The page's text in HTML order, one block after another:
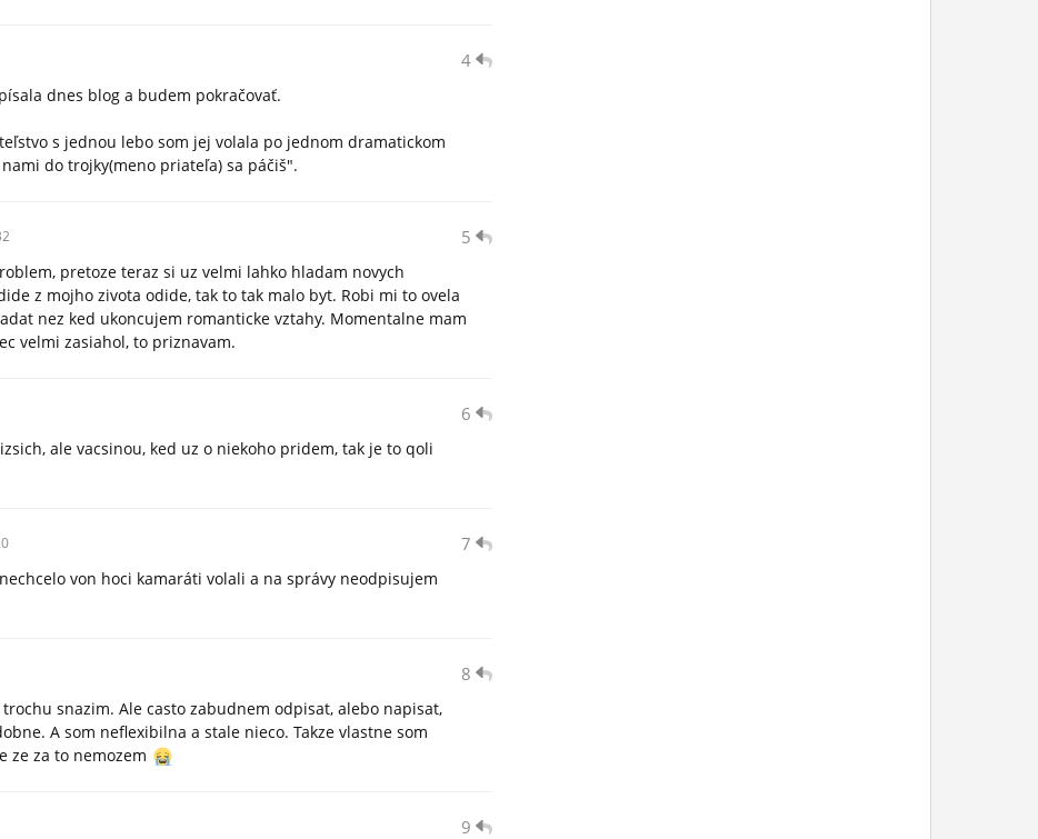
4
dnes blog a budem pokračovať.
s jednou lebo som jej volala po jednom dramatickom
do trojky(meno priateľa) sa páčiš".
5
pretoze teraz si uz velmi lahko hladam novych
z mojho zivota odide, tak to tak malo byt. Robi mi to ovela
nez ked ukoncujem romanticke vztahy. Momentalne mam
velmi zasiahol, to priznavam.
6
ale vacsinou, ked uz o niekoho pridem, tak je to qoli
7
von hoci kamaráti volali a na správy neodpisujem
8
snazim. Ale casto zabudnem odpisat, alebo napisat,
A som neflexibilna a stale nieco. Takze vlastne som
ze za to nemozem
9